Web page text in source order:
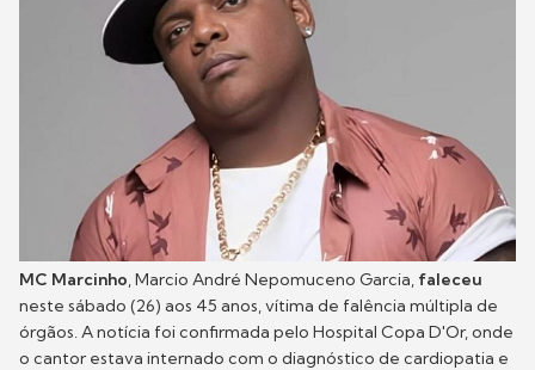
MC Marcinho, Marcio André Nepomuceno Garcia, faleceu
neste sábado (26) aos 45 anos, vítima de falência múltipla de
órgãos. A notícia foi confirmada pelo Hospital Copa D'Or, onde
o cantor estava internado com o diagnóstico de cardiopatia e